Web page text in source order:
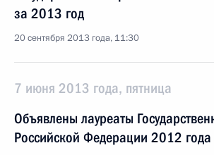
за 2013 год
20 сентября 2013 года, 11:30
7 июня 2013 года, пятница
Объявлены лауреаты
Российской Федерации 2012 года